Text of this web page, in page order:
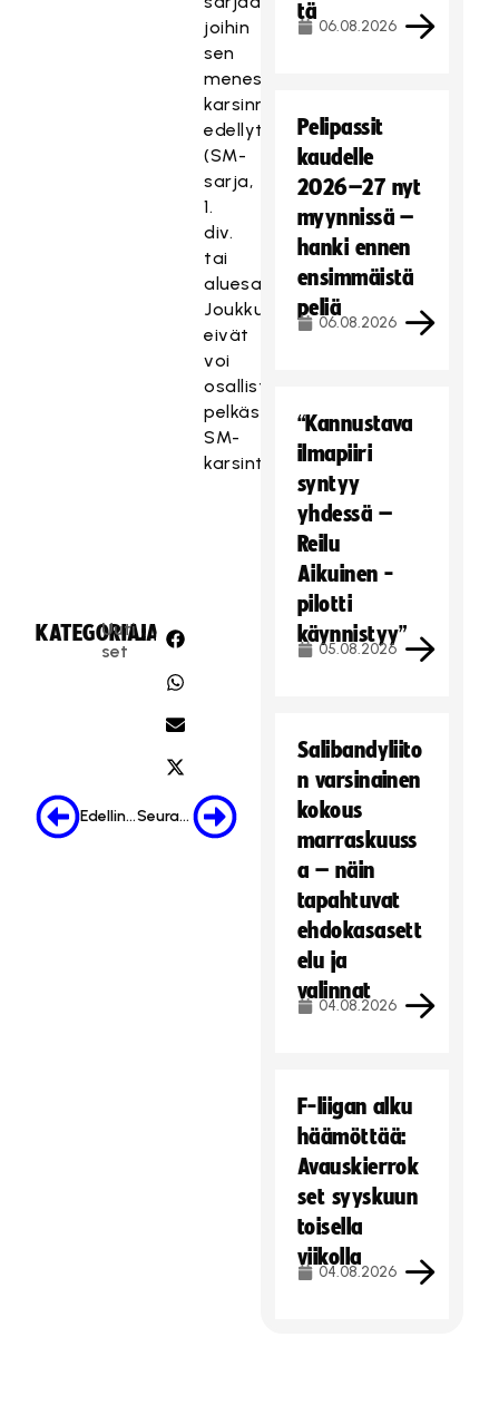
joihin
sen
menestys
karsinnoissa
edellyttää
(SM-
sarja,
1.
div.
tai
aluesarja).
Joukkueet
eivät
voi
osallistua
pelkästään
SM-
karsintoihin.
KATEGORIA:
Uuti
set
JAA:
Edellinen Seuraava
tä
06.08.2026
Pelipassit
kaudelle
2026–27 nyt
myynnissä –
hanki ennen
ensimmäistä
peliä
06.08.2026
“Kannustava
ilmapiiri
syntyy
yhdessä –
Reilu
Aikuinen -
pilotti
käynnistyy”
05.08.2026
Salibandyliito
n varsinainen
kokous
marraskuuss
a – näin
tapahtuvat
ehdokasasett
elu ja
valinnat
04.08.2026
F-liigan alku
häämöttää:
Avauskierrok
set syyskuun
toisella
viikolla
04.08.2026